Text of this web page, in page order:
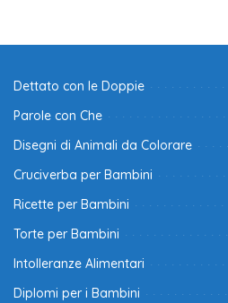
Dettato con le Doppie
Parole con Che
Disegni di Animali da Colorare
Cruciverba per Bambini
Ricette per Bambini
Torte per Bambini
Intolleranze Alimentari
Diplomi per i Bambini